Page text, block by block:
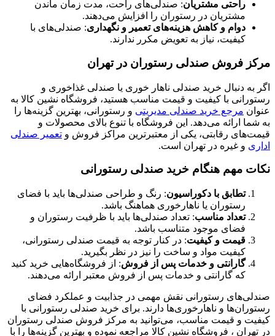
راحتی مشتریان: صندلی‌های راحت، مدت زمان ماندن
مشتریان در رستوران را افزایش می‌دهند.
دوام و کاهش هزینه‌های تعمیر و نگهداری: صندلی‌های با
کیفیت، نیاز به تعویض مکرر ندارند.
مرکز فروش صندلی رستوران در تهران
اگر به دنبال خرید صندلی ناهار خوری یا صندلی غذاخوری و
رستورانی با کیفیت و قیمت مناسب هستید، فروشگاه نشین کالا به
عنوان مرجع خرید صندلی مدیریتی و رستورانی، بهترین گزینه‌ها را
به شما ارائه می‌دهد. این فروشگاه با تنوع بالای محصولات و
قیمت‌های رقابتی، یکی از معتبرترین مراکز فروش و تعمیر صندلی
اداری و غیره در تهران است.
نکات مهم هنگام خرید صندلی رستورانی
تطابق با دکوراسیون: رنگ و طراحی صندلی‌ها باید با فضای
رستوران یا ناهارخوری هماهنگ باشد.
تعداد مناسب: تعداد صندلی‌ها باید با ظرفیت رستوران و
فضای موجود متناسب باشد.
قیمت و کیفیت: در کنار توجه به قیمت صندلی رستورانی،
کیفیت مواد و ساخت را نیز در نظر بگیرید.
گارانتی و خدمات پس از فروش: از فروشگاه‌هایی خرید کنید
که گارانتی و خدمات پس از فروش معتبر ارائه می‌دهند.
صندلی‌های رستورانی نقش مهمی در جذابیت و عملکرد فضای
رستوران‌ها و ناهارخوری‌ها دارند. برای خرید صندلی رستورانی با
کیفیت و قیمت مناسب، می‌توانید به مرکز فروش صندلی رستوران
در تهران ، فروشگاه نشین کالا مراجعه نموده و بهترین گزینه‌ها را با